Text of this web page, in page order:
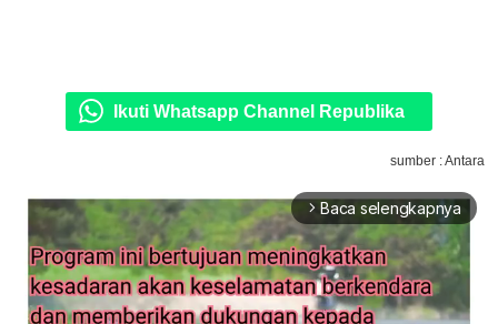
Ikuti Whatsapp Channel Republika
sumber : Antara
arrow_forward_ios Baca selengkapnya